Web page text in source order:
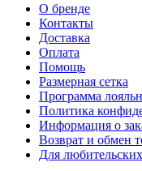
О бренде
Контакты
Доставка
Оплата
Помощь
Размерная сетка
Программа
Политика
Информация о
Возврат и обмен
Для